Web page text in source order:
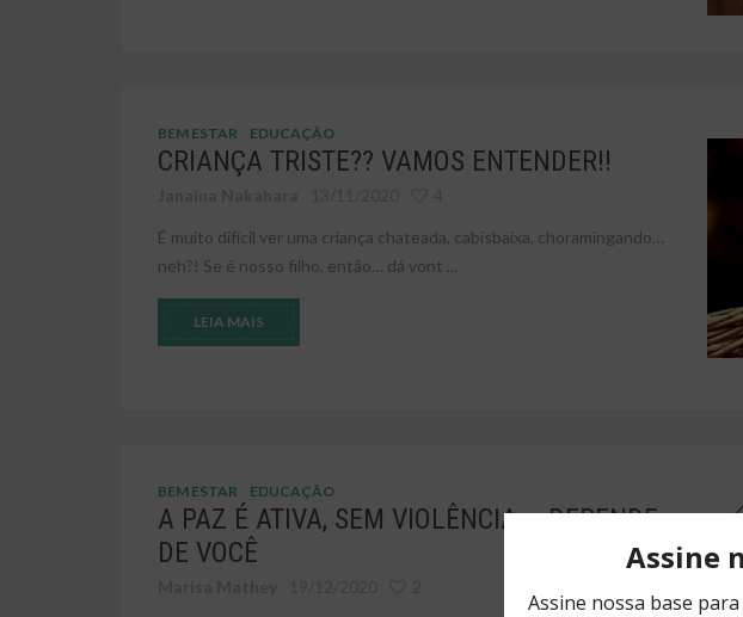
BEM ESTAR EDUCAÇÃO
CRIANÇA TRISTE?? VAMOS ENTENDER!!
É muito difícil ver uma criança chateada, cabisbaixa, choramingando…
neh?! Se é nosso filho, então… dá vont ...
LEIA MAIS
BEM ESTAR EDUCAÇÃO
A PAZ É ATIVA, SEM VIOLÊNCIA – DEPENDE
DE VOCÊ